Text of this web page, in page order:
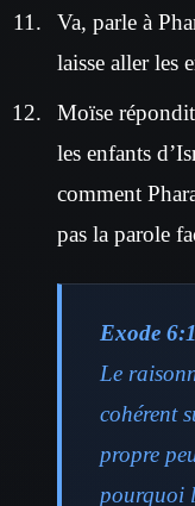
Va, parle à
laisse aller les
Moïse
les enfants
comment
pas la parole
Exode
Le
cohérent
propre
pourquoi